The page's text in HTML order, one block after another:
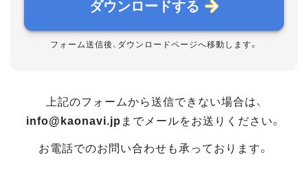
ダウンロードする
フォーム送信後、ダウンロードページへ移動します。
上記のフォームから送信できない場合は、
info@kaonavi.jp までメールをお送りください。
お電話でのお問い合わせも承っております。